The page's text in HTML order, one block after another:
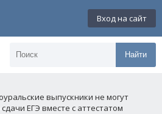
Вход на сайт
Найти
выпускники не могут
ЕГЭ вместе с аттестатом